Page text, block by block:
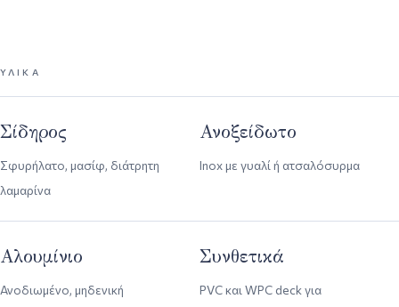
ΥΛΙΚΆ
Σίδηρος
Σφυρήλατο, μασίφ, διάτρητη
λαμαρίνα
Ανοξείδωτο
Inox με γυαλί ή ατσαλόσυρμα
Αλουμίνιο
Ανοδιωμένο, μηδενική
Συνθετικά
PVC και WPC deck για